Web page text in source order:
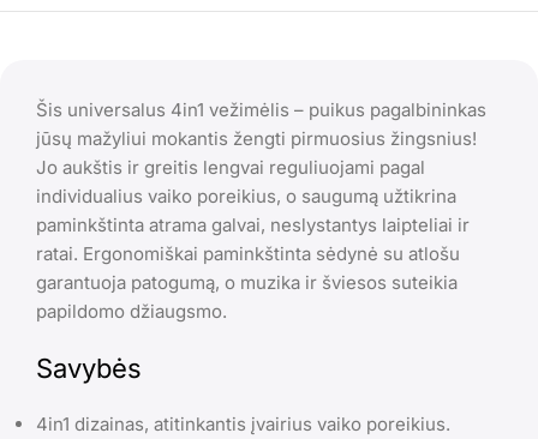
Šis universalus 4in1 vežimėlis – puikus pagalbininkas
jūsų mažyliui mokantis žengti pirmuosius žingsnius!
Jo aukštis ir greitis lengvai reguliuojami pagal
individualius vaiko poreikius, o saugumą užtikrina
paminkštinta atrama galvai, neslystantys laipteliai ir
ratai. Ergonomiškai paminkštinta sėdynė su atlošu
garantuoja patogumą, o muzika ir šviesos suteikia
papildomo džiaugsmo.
Savybės
4in1 dizainas, atitinkantis įvairius vaiko poreikius.